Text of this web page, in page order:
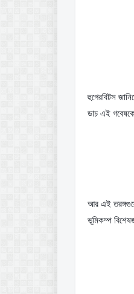
হুগেরবিটস
ডাচ এই
আর এই
ভূমিকম্প